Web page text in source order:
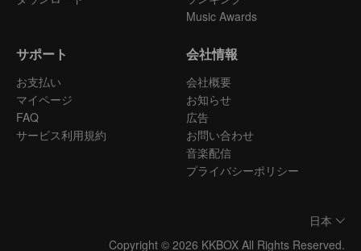
Music Awards
サポート
お支払い
マイページ
FAQ
サービス利用規約
会社情報
会社概要
お知らせ
広告
お問い合わせ
音楽配信
プライバシーポリシー
日本
Copyright © 2026 KKBOX All Rights Reserved.